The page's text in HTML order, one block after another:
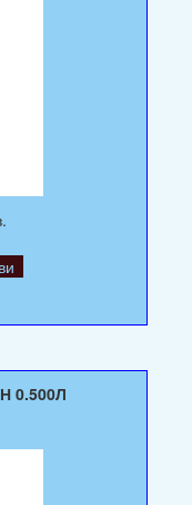
0.500Л